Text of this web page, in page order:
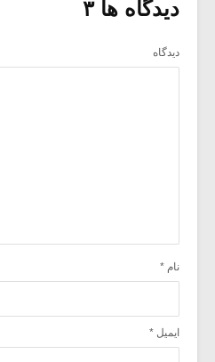
دیدگاه ها ۳
دیدگاه
نام *
ایمیل *